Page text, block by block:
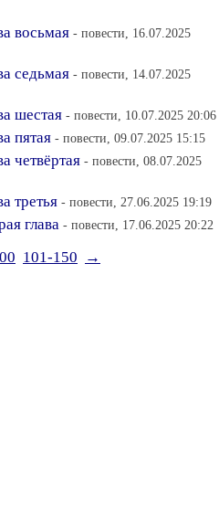
восьмая - повести, 16.07.2025
седьмая - повести, 14.07.2025
шестая - повести, 10.07.2025 20:06
пятая - повести, 09.07.2025 15:15
четвёртая - повести, 08.07.2025
третья - повести, 27.06.2025 19:19
глава - повести, 17.06.2025 20:22
101-150
→